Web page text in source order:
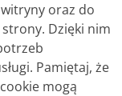
1350
oraz do
Dzięki nim
Pamiętaj, że
mogą